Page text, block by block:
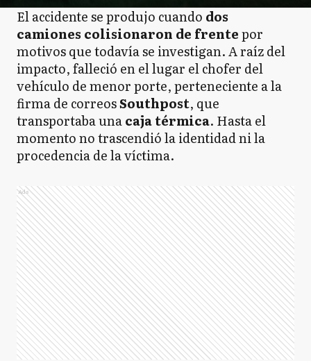
El accidente se produjo cuando dos
camiones colisionaron de frentepor
motivos que todavía se investigan. A raíz del
impacto, falleció en el lugar el chofer del
vehículo de menor porte, perteneciente a la
firma de correosSouthpost, que
transportaba unacaja térmica. Hasta el
momento no trascendió la identidad ni la
procedencia de la víctima.
Ads